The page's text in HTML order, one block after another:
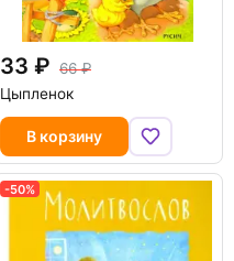
33
66
Цыпленок
В корзину
-50%